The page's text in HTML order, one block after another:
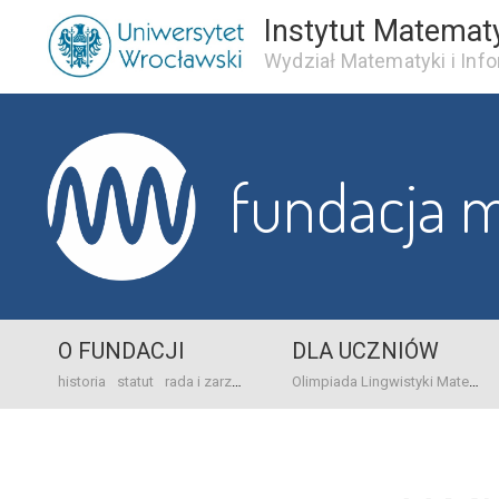
Instytut
Wydział Matematyki i
fundacja
O FUNDACJI
historia statut rada i zarząd dane bankowo-adresowe kontakt
DLA UCZNIÓW
Olimpiada Lingwistyki Matematycznej